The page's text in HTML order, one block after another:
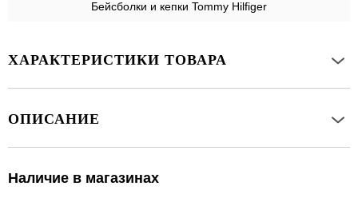
Бейсболки и кепки Tommy Hilfiger
ХАРАКТЕРИСТИКИ ТОВАРА
ОПИСАНИЕ
Наличие в магазинах